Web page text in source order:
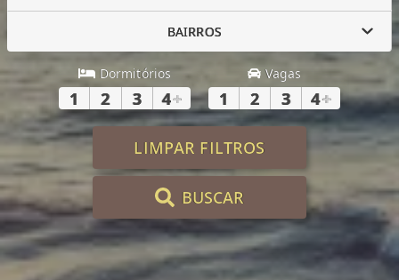
BAIRROS
Dormitórios
1 2 3 4+
Vagas
1 2 3 4+
LIMPAR FILTROS
BUSCAR